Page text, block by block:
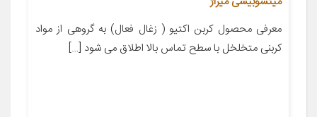
معرفی محصول کربن اکتیو ( زغال فعال) به گروهی از مواد
کربنی متخلخل با سطح تماس بالا اطلاق می شود […]